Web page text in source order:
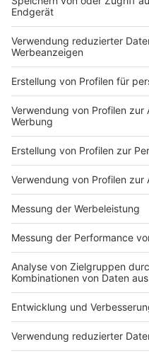
Du hast dir noch keine
Nutzungsbedingungen
Impressum
Das Band-ABC
Jobs